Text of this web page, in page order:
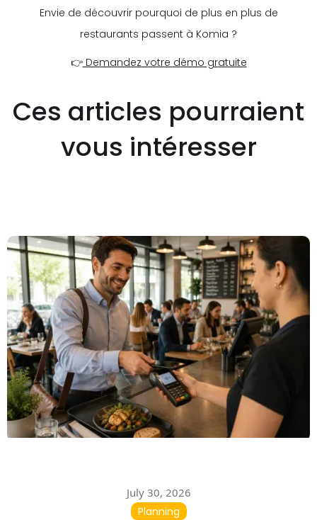
Envie de découvrir pourquoi de plus en plus de
restaurants passent à Komia ?
👉Demandez votre démo gratuite
Ces articles pourraient
vous intéresser
July 30, 2026
Planning